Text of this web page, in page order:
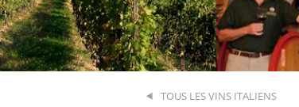
TOUS LES VINS ITALIENS